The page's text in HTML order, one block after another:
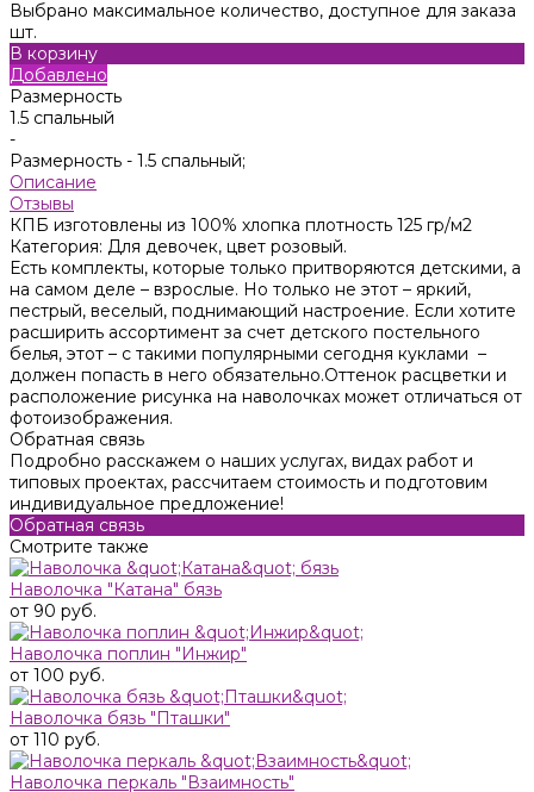
Выбрано максимальное количество, доступное для заказа
шт.
В корзину
Добавлено
Размерность
1.5 спальный
-
Размерность - 1.5 спальный;
Описание
Отзывы
КПБ изготовлены из 100% хлопка плотность 125 гр/м2
Категория: Для девочек, цвет розовый.
Есть комплекты, которые только притворяются детскими, а
на самом деле – взрослые. Но только не этот – яркий,
пестрый, веселый, поднимающий настроение. Если хотите
расширить ассортимент за счет детского постельного
белья, этот – с такими популярными сегодня куклами –
должен попасть в него обязательно.Оттенок расцветки и
расположение рисунка на наволочках может отличаться от
фотоизображения.
Обратная связь
Подробно расскажем о наших услугах, видах работ и
типовых проектах, рассчитаем стоимость и подготовим
индивидуальное предложение!
Обратная связь
Смотрите также
Наволочка "Катана" бязь
от 90 руб.
Наволочка поплин "Инжир"
от 100 руб.
Наволочка бязь "Пташки"
от 110 руб.
Наволочка перкаль "Взаимность"